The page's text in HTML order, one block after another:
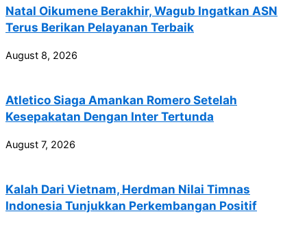
Natal Oikumene Berakhir, Wagub Ingatkan ASN
Terus Berikan Pelayanan Terbaik
August 8, 2026
Atletico Siaga Amankan Romero Setelah
Kesepakatan Dengan Inter Tertunda
August 7, 2026
Kalah Dari Vietnam, Herdman Nilai Timnas
Indonesia Tunjukkan Perkembangan Positif